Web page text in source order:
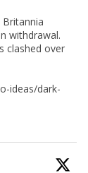
Britannia
withdrawal.
clashed over
ideas/dark-